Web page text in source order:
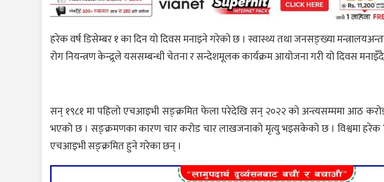
हरेक वर्ष डिसेम्बर १ का दिन यो दिवस मनाइने गरेको छ । स्वास्थ्य तथा जनसङ्ख्या
रोग नियन्त्रण केन्द्र्रले यससम्बन्धी चेतना र सन्देशमूलक कार्यक्रम आयोजना गरी यो दिवस
सन् १९८१ मा पहिलो एचआइभी सङ्क्रमित फेला परेदेखि सन् २०२२ को अन्त्यसम्ममा आठ
भएको छ । सङ्क्रमणका कारण चार करोड चार लाखजनाको मृत्यु भइसकेको छ । विश्वमा हरेक
एचआइभी सङ्क्रमित हुने गरेका छन् ।